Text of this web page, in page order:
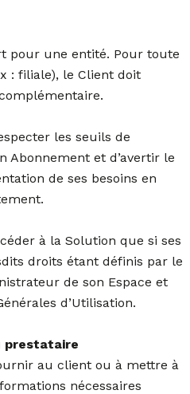
pour une entité. Pour toute
: filiale), le Client doit
les seuils de
Abonnement et d’avertir le
de ses besoins en
à la Solution que si ses
droits étant définis par le
de son Espace et
d’Utilisation.
prestataire
au client ou à mettre à
nécessaires